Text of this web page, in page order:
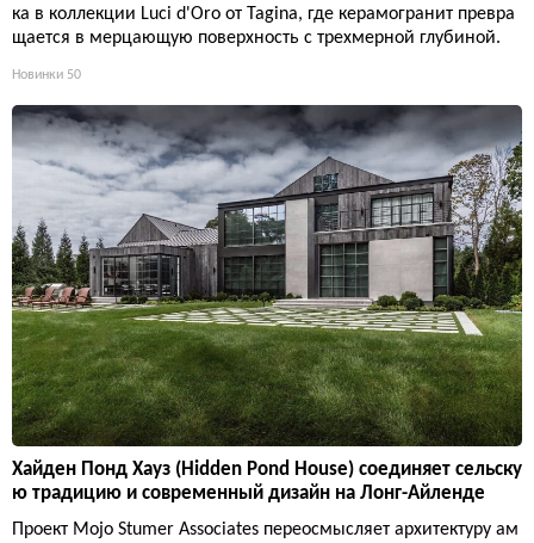
ка в коллекции Luci d'Oro от Tagina, где керамогранит превра
щается в мерцающую поверхность с трехмерной глубиной.
Новинки 50
Хайден Понд Хауз (Hidden Pond House) соединяет сельску
ю традицию и современный дизайн на Лонг-Айленде
Проект Mojo Stumer Associates переосмысляет архитектуру ам